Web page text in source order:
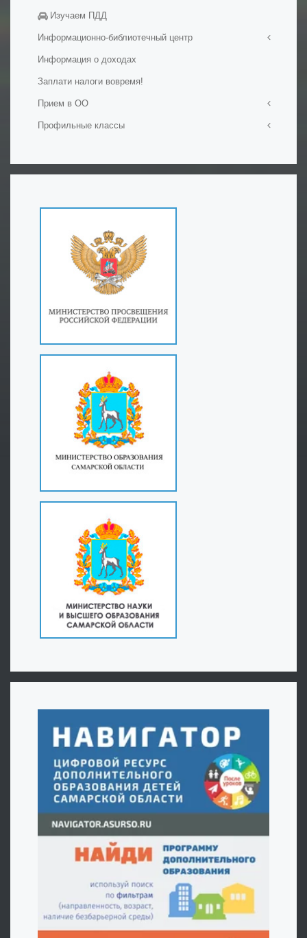
Изучаем ПДД
Информационно-библиотечный центр
Визитная карточка
Мероприятия в ИБЦ
Официальные документы
Информация о доходах
Заплати налоги вовремя!
Прием в ОО
Прием в первый класс
Набор в 10-е классы
Профильные классы